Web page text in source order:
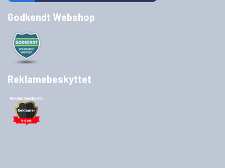
Godkendt Webshop
Reklamebeskyttet